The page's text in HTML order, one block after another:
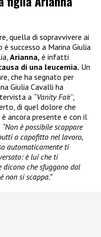
quella di sopravvivere ai
successo a Marina Giulia
Arianna, è infatti
di una leucemia. Un
che ha segnato per
Giulia Cavalli ha
a “Vanity Fair”,
di quel dolore che
ancora presente e con il
“Non è possibile scappare
a capofitto nel lavoro,
automaticamente ti
è lui che ti
dicono che sfuggono dal
non si scappa.”